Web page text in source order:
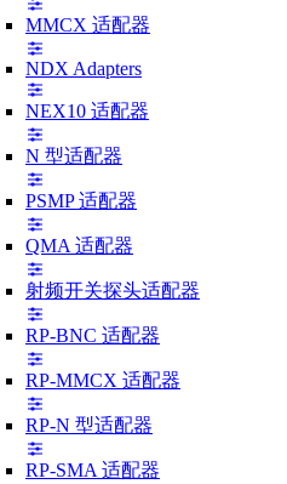
MMCX 适配器
NDX Adapters
NEX10 适配器
N 型适配器
PSMP 适配器
QMA 适配器
射频开关探头适配器
RP-BNC 适配器
RP-MMCX 适配器
RP-N 型适配器
RP-SMA 适配器